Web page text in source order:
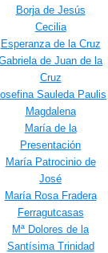
Borja de Jesús
Cecilia
Esperanza de la Cruz
de Juan de la
Cruz
Sauleda Paulis
Magdalena
María de la
Presentación
María Patrocinio de
José
María Rosa Fradera
Ferragutcasas
Mª Dolores de la
Santísima Trinidad